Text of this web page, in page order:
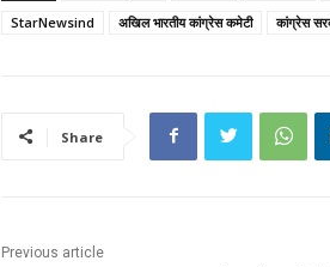
StarNewsind
अखिल भारतीय कांग्रेस कमेटी कांग्रेस
Share
Previous article